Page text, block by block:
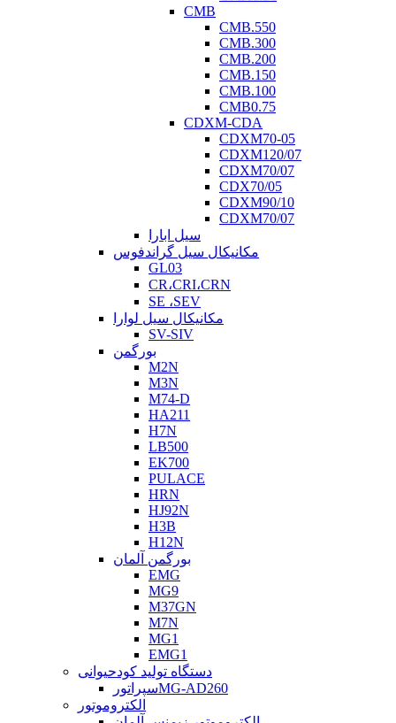
CMB
CMB.550
CMB.300
CMB.200
CMB.150
CMB.100
CMB0.75
CDXM-CDA
CDXM70-05
CDXM120/07
CDXM70/07
CDX70/05
CDXM90/10
CDXM70/07
سیل ابارا
مکانیکال سیل گراندفوس
GL03
CR،CRI،CRN
SE ،SEV
مکانیکال سیل لوارا
SV-SIV
بورگمن
M2N
M3N
M74-D
HA211
H7N
LB500
EK700
PULACE
HRN
HJ92N
H3B
H12N
بورگمن آلمان
EMG
MG9
M37GN
M7N
MG1
EMG1
دستگاه تولید کودحیوانی
سپراتورMG-AD260
الکتروموتور